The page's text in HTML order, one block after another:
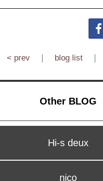
< prev｜ blog list｜
Other BLOG
Hi-s deux
nico